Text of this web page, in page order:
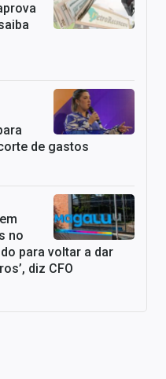
de gastos
no
para voltar a dar
diz CFO